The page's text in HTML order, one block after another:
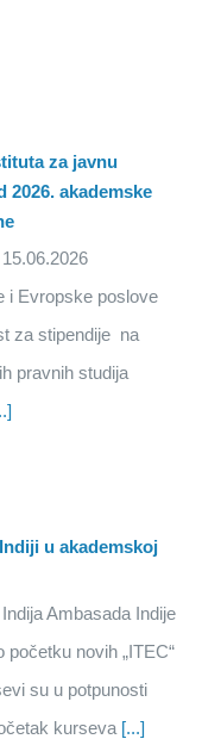
za javnu
2026. akademske
i Evropske poslove
za stipendije na
pravnih studija
u akademskoj
Ambasada Indije
novih „ITEC“
su u potpunosti
kurseva [...]